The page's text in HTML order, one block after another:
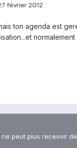
février 2012
ton agenda est
normalement
peut plus recevoir